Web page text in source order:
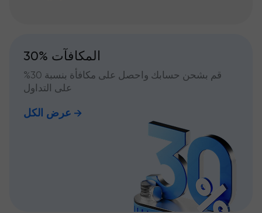
30% المكافآت
قم بشحن حسابك واحصل على مكافأة بنسبة 30%
على التداول
عرض الكل